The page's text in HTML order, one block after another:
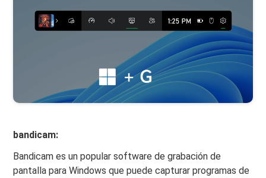
bandicam:
Bandicam es un popular software de grabación de
pantalla para Windows que puede capturar programas de